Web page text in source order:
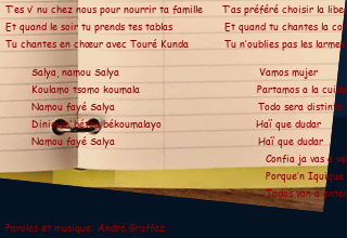
T’es v’ nu chez nous pour nourrir ta famille T’as préféré choisir la
Et quand le soir tu prends tes tablas Et quand tu chantes la
Tu chantes en chœur avec Touré Kunda Tu n’oublies pas les larmes
Salya, namou Salya Vamos mujer
Koulamo tsomo koumala Partamos a la cuidad
Namou fayé Salya Todo sera distinto
Dinioum'bétou békoumalayo Haï que dudar
Namou fayé Salya Haï que dudar
Confia ja vas a ver
Porque‘n Iquique
Todos van a
Paroles et musique: André Gruffaz